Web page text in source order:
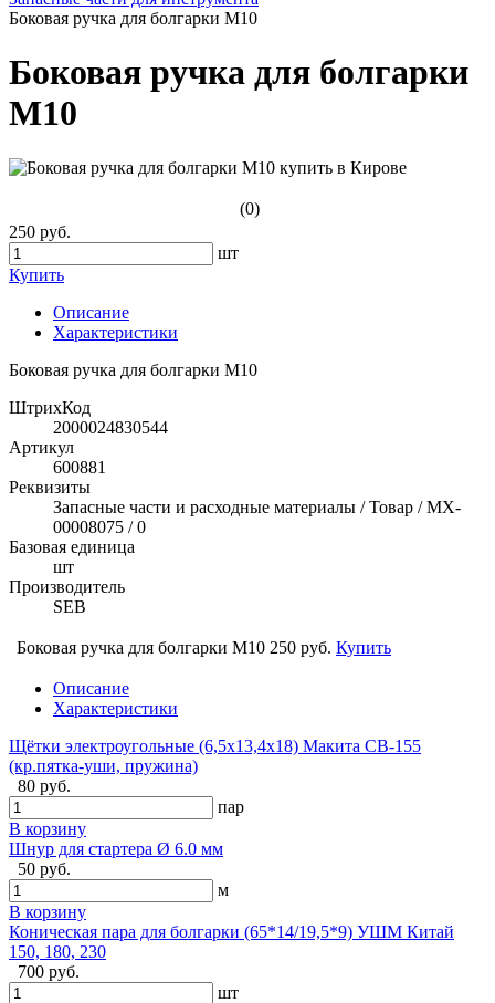
Боковая ручка для болгарки М10
Боковая ручка для болгарки
М10
(0)
250 руб.
шт
Купить
Описание
Характеристики
Боковая ручка для болгарки М10
ШтрихКод
2000024830544
Артикул
600881
Реквизиты
Запасные части и расходные материалы / Товар / MX-
00008075 / 0
Базовая единица
шт
Производитель
SEB
Боковая ручка для болгарки М10 250 руб. Купить
Описание
Характеристики
Щётки электроугольные (6,5х13,4х18) Макита CB-155
(кр.пятка-уши, пружина)
80 руб.
пар
В корзину
Шнур для стартера Ø 6.0 мм
50 руб.
м
В корзину
Коническая пара для болгарки (65*14/19,5*9) УШМ Китай
150, 180, 230
700 руб.
шт